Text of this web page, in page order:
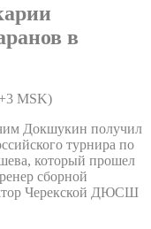
в
MSK)
Докшукин получил
турнира по
который прошел
сборной
Черекской ДЮСШ